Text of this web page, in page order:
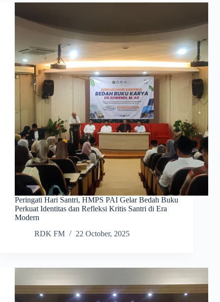
Peringati Hari Santri, HMPS PAI Gelar Bedah Buku
Perkuat Identitas dan Refleksi Kritis Santri di Era
Modern
RDK FM
22 October, 2025